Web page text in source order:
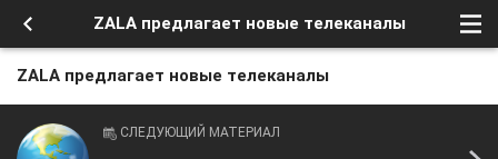
ZALA предлагает новые телеканалы
ZALA предлагает новые телеканалы
СЛЕДУЮЩИЙ МАТЕРИАЛ